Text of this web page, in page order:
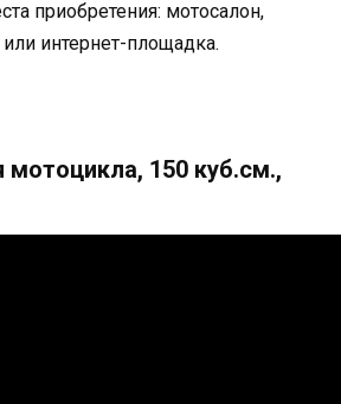
приобретения: мотосалон,
интернет-площадка.
мотоцикла, 150 куб.см.,